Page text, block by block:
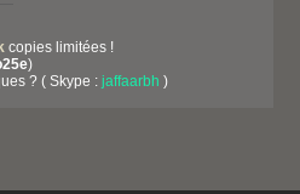
copies limitées !
)
? ( Skype : jaffaarbh )